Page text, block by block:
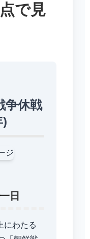
で見
争休戦
)
日
にわたる